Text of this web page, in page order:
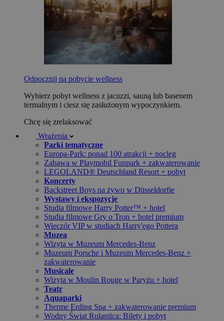
Odpocznij na pobycie wellness
Wybierz pobyt wellness z jacuzzi, sauną lub basenem
termalnym i ciesz się zasłużonym wypoczynkiem.
Chcę się zrelaksować
Wrażenia
Parki tematyczne
Europa-Park: ponad 100 atrakcji + nocleg
Zabawa w Playmobil Funpark + zakwaterowanie
LEGOLAND® Deutschland Resort + pobyt
Koncerty
Backstreet Boys na żywo w Düsseldorfie
Wystawy i ekspozycje
Studia filmowe Harry Potter™ + hotel
Studia filmowe Gry o Tron + hotel premium
Wieczór VIP w studiach Harry'ego Pottera
Muzea
Wizyta w Muzeum Mercedes-Benz
Muzeum Porsche i Muzeum Mercedes-Benz +
zakwaterowanie
Musicale
Wizyta w Moulin Rouge w Paryżu + hotel
Teatr
Aquaparki
Therme Erding Spa + zakwaterowanie premium
Wodny Świat Rulantica: Bilety i pobyt